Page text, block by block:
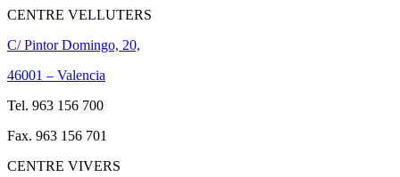
CENTRE VELLUTERS
C/ Pintor Domingo, 20,
46001 – Valencia
Tel. 963 156 700
Fax. 963 156 701
CENTRE VIVERS